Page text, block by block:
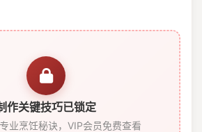
作关键技巧已锁定
业烹饪秘诀，VIP会员免费查看